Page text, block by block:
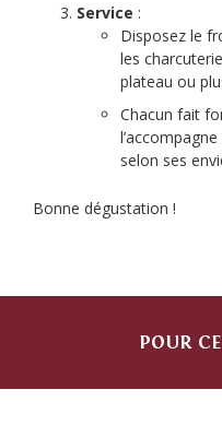
Service :
Disposez le
les
plateau ou
Chacun fait
selon ses
Bonne dégustation !
POUR